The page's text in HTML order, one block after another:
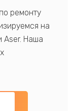
ремонту
на
Aser. Наша
и
ремонт с
а